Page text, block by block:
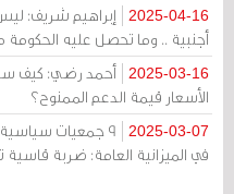
2025-04-16
إبراهيم شريف:
أجنبية .. وما تحصل عليه الحكومة
2025-03-16
أحمد رضي: كيف
الأسعار قيمة الدعم الممنوح؟
2025-03-07
9 جمعيات
في الميزانية العامة: ضربة قاسية